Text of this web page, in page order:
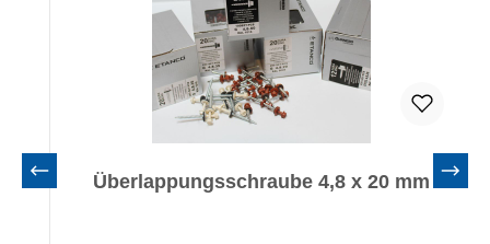
Überlappungsschraube 4,8 x 20 mm